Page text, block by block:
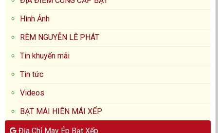
Hình Ảnh
RÈM NGUYỄN LÊ PHÁT
Tin khuyến mãi
Tin tức
Videos
BẠT MÁI HIÊN MÁI XẾP
Địa Chỉ May Ép Bạt Xếp